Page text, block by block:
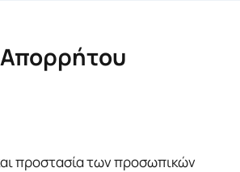
Απορρήτου
προστασία των προσωπικών